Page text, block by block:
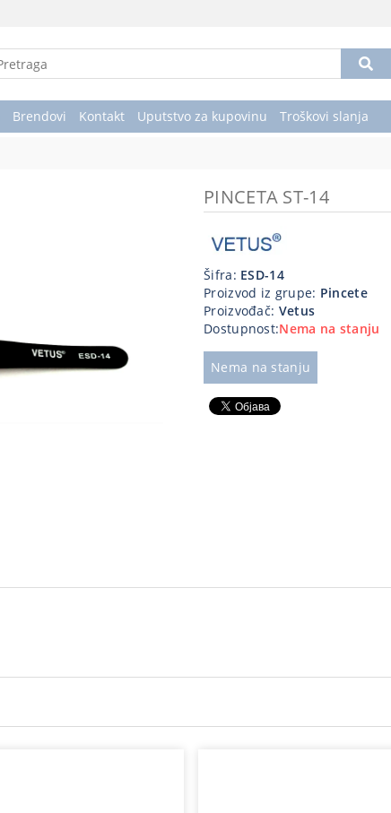
Brendovi Kontakt Uputstvo za kupovinu Troškovi slanja
PINCETA ST-14
Šifra: ESD-14
Proizvod iz grupe: Pincete
Proizvođač: Vetus
Dostupnost:Nema na stanju
Nema na stanju